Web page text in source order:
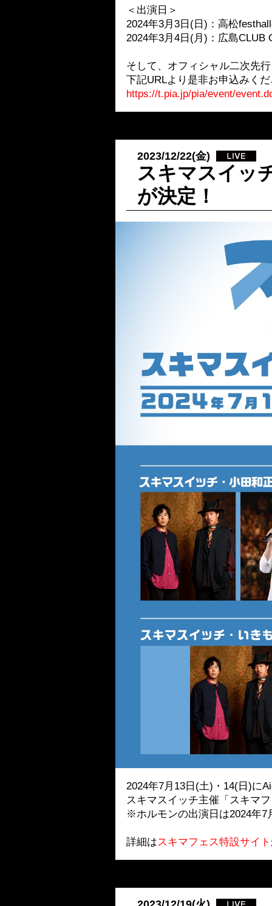
＜出演日＞
2024年3月3日(日)：高松
2024年3月4日(月)：広島CLUB
そして、オフィシャル二次先
下記URLより是非お申込みく
https://t.pia.jp/pia/event/
2023/12/22(金)
スキマスイッ
が決定！
2024年7月13日(土)・14(日)に
スキマスイッチ主催「スキマ
※ホルモンの出演日は2024年7
詳細はスキマフェス特設サイト